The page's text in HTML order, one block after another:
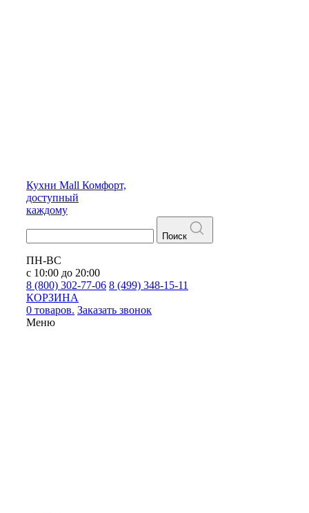
Кухни Mall Комфорт,
доступный
каждому
Поиск
ПН-ВС
с 10:00 до 20:00
8 (800) 302-77-06 8 (499) 348-15-11
КОРЗИНА
0 товаров. Заказать звонок
Меню